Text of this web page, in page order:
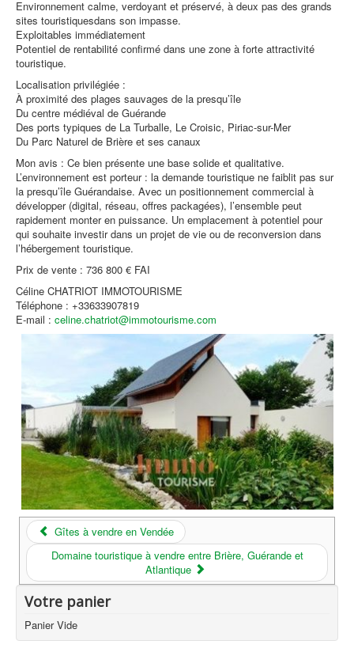
Environnement calme, verdoyant et préservé, à deux pas des grands
sites touristiquesdans son impasse.
Exploitables immédiatement
Potentiel de rentabilité confirmé dans une zone à forte attractivité
touristique.
Localisation privilégiée :
À proximité des plages sauvages de la presqu’île
Du centre médiéval de Guérande
Des ports typiques de La Turballe, Le Croisic, Piriac-sur-Mer
Du Parc Naturel de Brière et ses canaux
Mon avis : Ce bien présente une base solide et qualitative.
L’environnement est porteur : la demande touristique ne faiblit pas sur
la presqu’île Guérandaise. Avec un positionnement commercial à
développer (digital, réseau, offres packagées), l’ensemble peut
rapidement monter en puissance. Un emplacement à potentiel pour
qui souhaite investir dans un projet de vie ou de reconversion dans
l’hébergement touristique.
Prix de vente : 736 800 € FAI
Céline CHATRIOT IMMOTOURISME
Téléphone : +33633907819
E-mail : celine.chatriot@immotourisme.com
Gîtes à vendre en Vendée
Domaine touristique à vendre entre Brière, Guérande et
Atlantique
Votre panier
Panier Vide